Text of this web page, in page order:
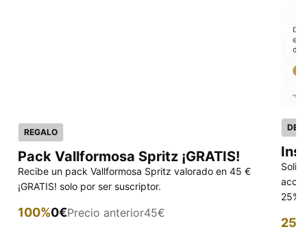
REGALO
Pack Vallformosa Spritz ¡GRATIS!
Recibe un pack Vallformosa Spritz valorado en 45 €
¡GRATIS! solo por ser suscriptor.
100%0€Precio anterior45€
25%